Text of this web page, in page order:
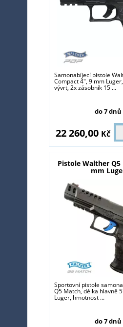
Samonabíjecí pistole
Compact 4", 9 mm
vývrt, 2x zásobník 15 ...
do 7 dnů
22 260,00 Kč
Pistole Walther
mm
Sportovní pistole
Q5 Match, délka hlavně
Luger, hmotnost ...
do 7 dnů